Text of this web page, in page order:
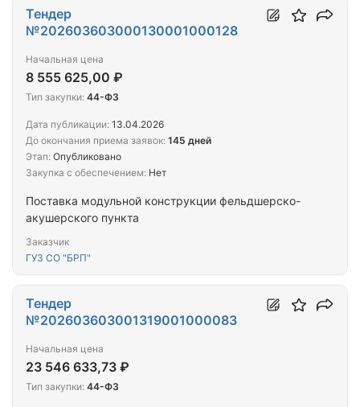
Поставка модульной конструкции фельдшерско-
акушерского пункта
Заказчик
ГУЗ СО "БРП"
Тендер
№202603603000130001000128
Начальная цена
8 555 625,00 ₽
Тип закупки: 44-ФЗ
Дата публикации: 13.04.2026
До окончания приема заявок: 145 дней
Этап: Опубликовано
Закупка с обеспечением: Нет
Тендер
№202603603001319001000083
Начальная цена
23 546 633,73 ₽
Тип закупки: 44-ФЗ